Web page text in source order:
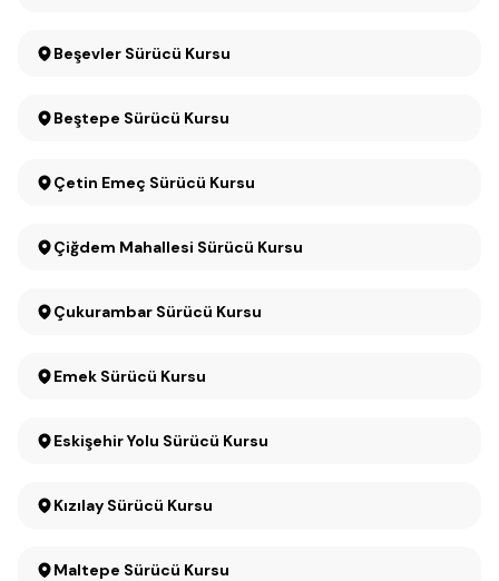
Beşevler Sürücü Kursu
Beştepe Sürücü Kursu
Çetin Emeç Sürücü Kursu
Çiğdem Mahallesi Sürücü Kursu
Çukurambar Sürücü Kursu
Emek Sürücü Kursu
Eskişehir Yolu Sürücü Kursu
Kızılay Sürücü Kursu
Maltepe Sürücü Kursu